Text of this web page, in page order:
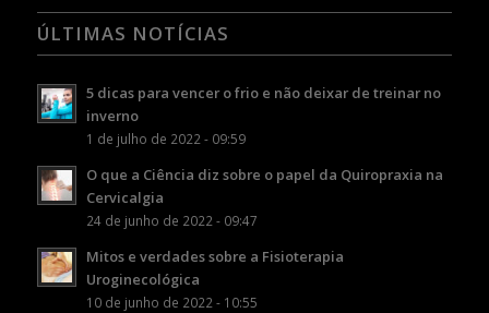
ÚLTIMAS NOTÍCIAS
5 dicas para vencer o frio e não deixar de treinar no
inverno
1 de julho de 2022 - 09:59
O que a Ciência diz sobre o papel da Quiropraxia na
Cervicalgia
24 de junho de 2022 - 09:47
Mitos e verdades sobre a Fisioterapia
Uroginecológica
10 de junho de 2022 - 10:55